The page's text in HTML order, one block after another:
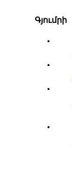
Գյումրի